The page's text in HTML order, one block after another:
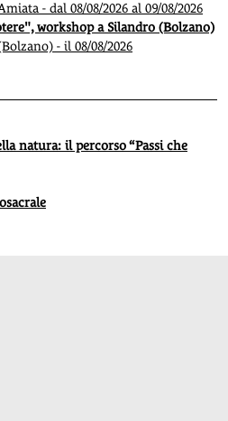
- dal 08/08/2026 al 09/08/2026
workshop a Silandro (Bolzano)
- il 08/08/2026
natura: il percorso “Passi che